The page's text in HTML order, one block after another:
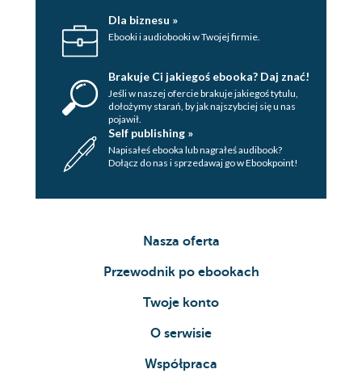
Dla biznesu »
Ebooki i audiobooki w Twojej firmie.
Brakuje Ci jakiegoś ebooka? Daj znać!
Jeśli w naszej ofercie brakuje jakiegoś tytulu,
dołożymy starań, by jak najszybciej się u nas
pojawił.
Self publishing »
Napisałeś ebooka lub nagrałeś audibook?
Dołącz do nas i sprzedawaj go w Ebookpoint!
Nasza oferta
Przewodnik po ebookach
Twoje konto
O serwisie
Współpraca